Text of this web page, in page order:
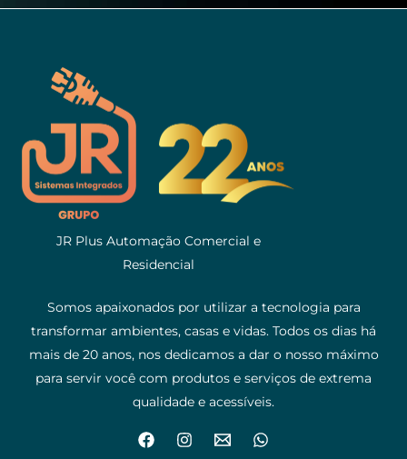
JR Plus Automação Comercial e
Residencial
Somos apaixonados por utilizar a tecnologia para
transformar ambientes, casas e vidas. Todos os dias há
mais de 20 anos, nos dedicamos a dar o nosso máximo
para servir você com produtos e serviços de extrema
qualidade e acessíveis.